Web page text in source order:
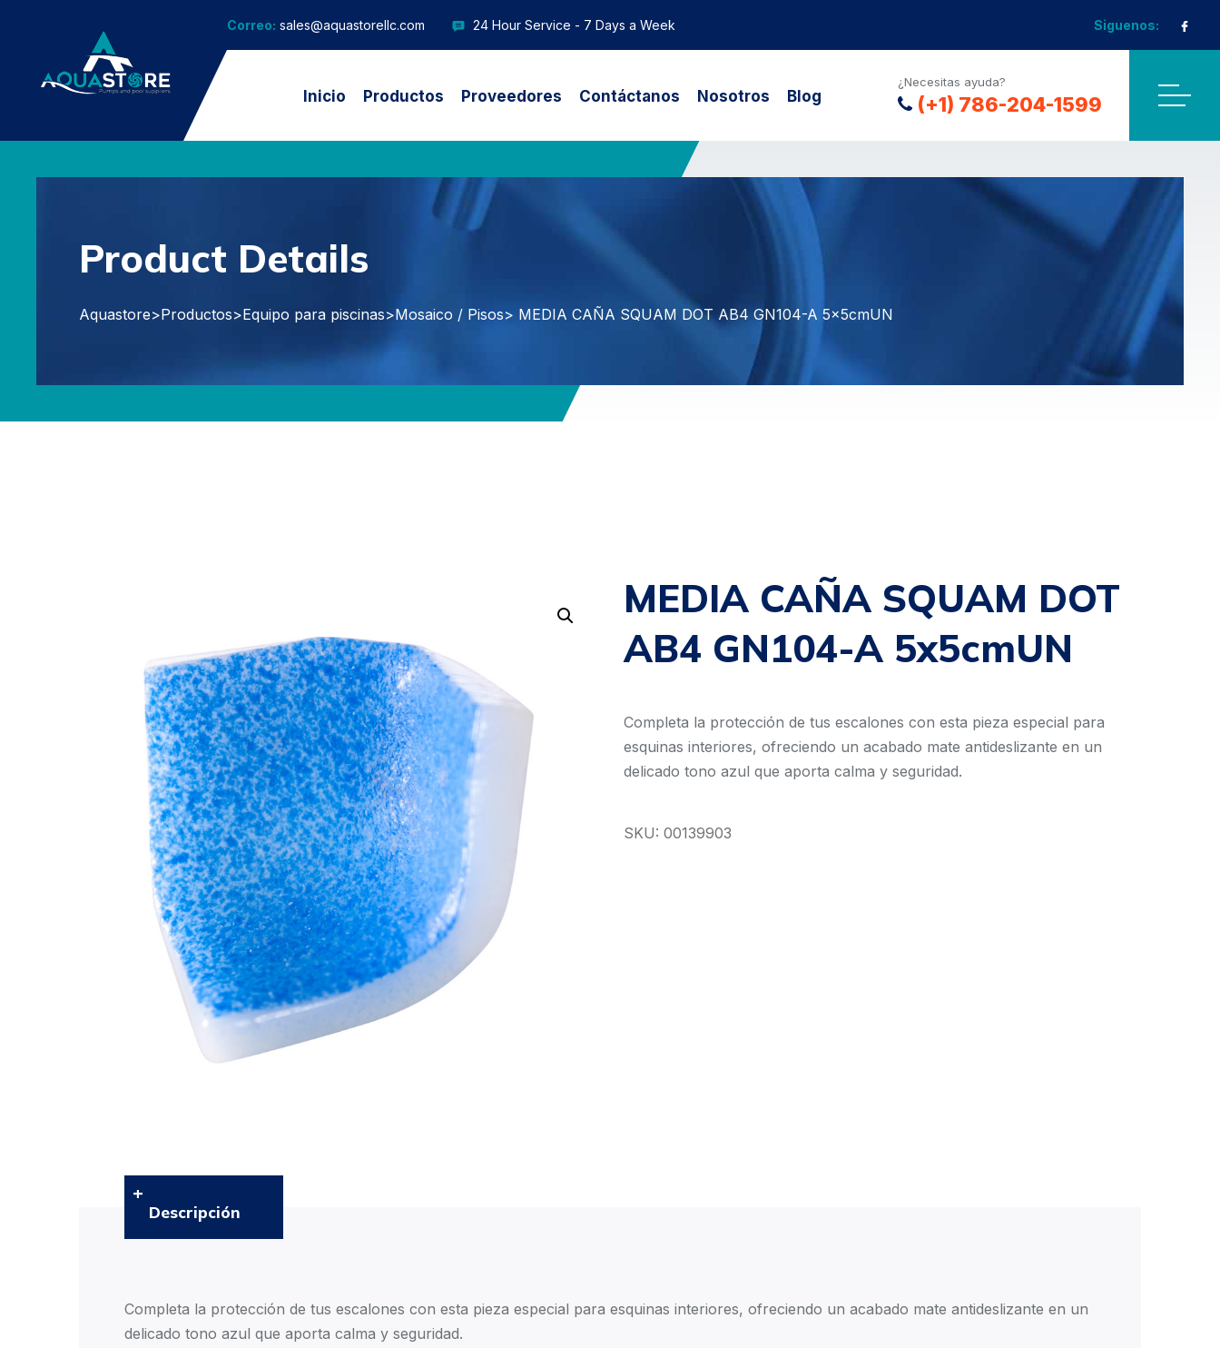
Correo: sales@aquastorellc.com 24 Hour Service - 7 Days a Week Siguenos:
Inicio Productos Proveedores Contáctanos Nosotros Blog
¿Necesitas ayuda?
(+1) 786-204-1599
Product Details
Aquastore>Productos>Equipo para piscinas>Mosaico / Pisos> MEDIA CAÑA SQUAM DOT AB4 GN104-A 5x5cmUN
MEDIA CAÑA SQUAM DOT
AB4 GN104-A 5x5cmUN
Completa la protección de tus escalones con esta pieza especial para
esquinas interiores, ofreciendo un acabado mate antideslizante en un
delicado tono azul que aporta calma y seguridad.
SKU: 00139903
Descripción
Completa la protección de tus escalones con esta pieza especial para esquinas interiores, ofreciendo un acabado mate antideslizante en un
delicado tono azul que aporta calma y seguridad.